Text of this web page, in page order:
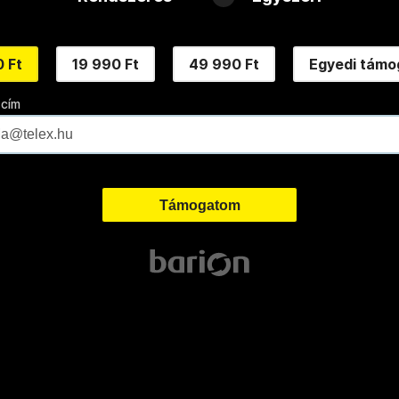
Ft 19 990 Ft 49 990 Ft Egyedi